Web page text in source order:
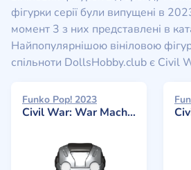
фігурки серії були випущені в
момент 3 з них представлені в
Найпопулярнішою вініловою
спільноти DollsHobby.club є Civil
Funko Pop! 2023
Civil War: War Machine